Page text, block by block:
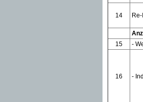
14
15
-
16 -